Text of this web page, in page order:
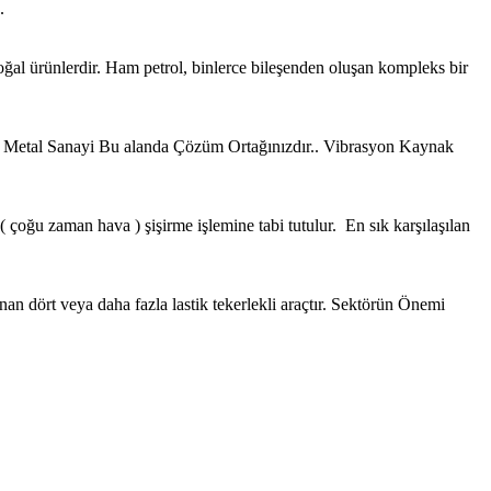
ürünlerdir. Ham petrol, binlerce bileşenden oluşan kompleks bir
Sanayi Bu alanda Çözüm Ortağınızdır.. Vibrasyon Kaynak
zaman hava ) şişirme işlemine tabi tutulur. En sık karşılaşılan
dört veya daha fazla lastik tekerlekli araçtır. Sektörün Önemi